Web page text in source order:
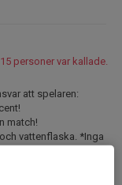
personer var kallade.
att spelaren:
match!
vattenflaska. *Inga
som anges!